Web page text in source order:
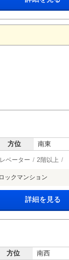
方位 南東
ベーター 2階以上
ックマンション
詳細を見る
方位 南西